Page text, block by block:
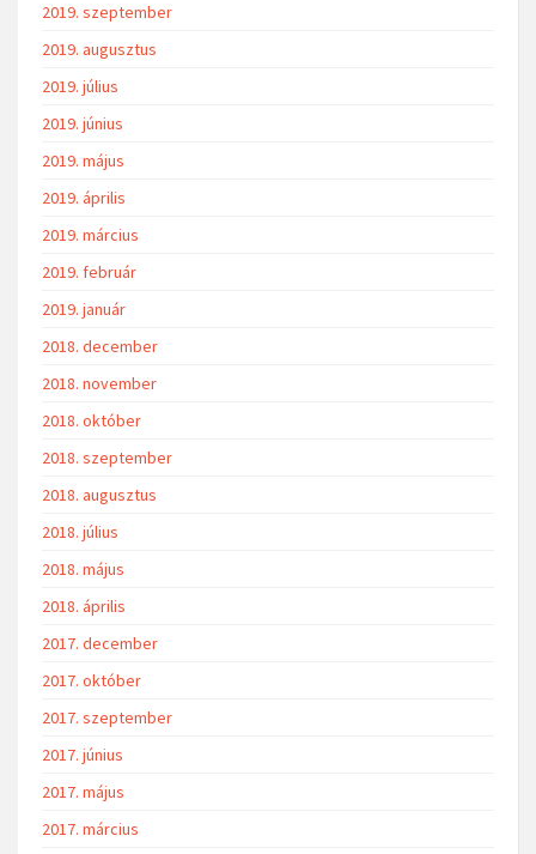
2019. szeptember
2019. augusztus
2019. július
2019. június
2019. május
2019. április
2019. március
2019. február
2019. január
2018. december
2018. november
2018. október
2018. szeptember
2018. augusztus
2018. július
2018. május
2018. április
2017. december
2017. október
2017. szeptember
2017. június
2017. május
2017. március